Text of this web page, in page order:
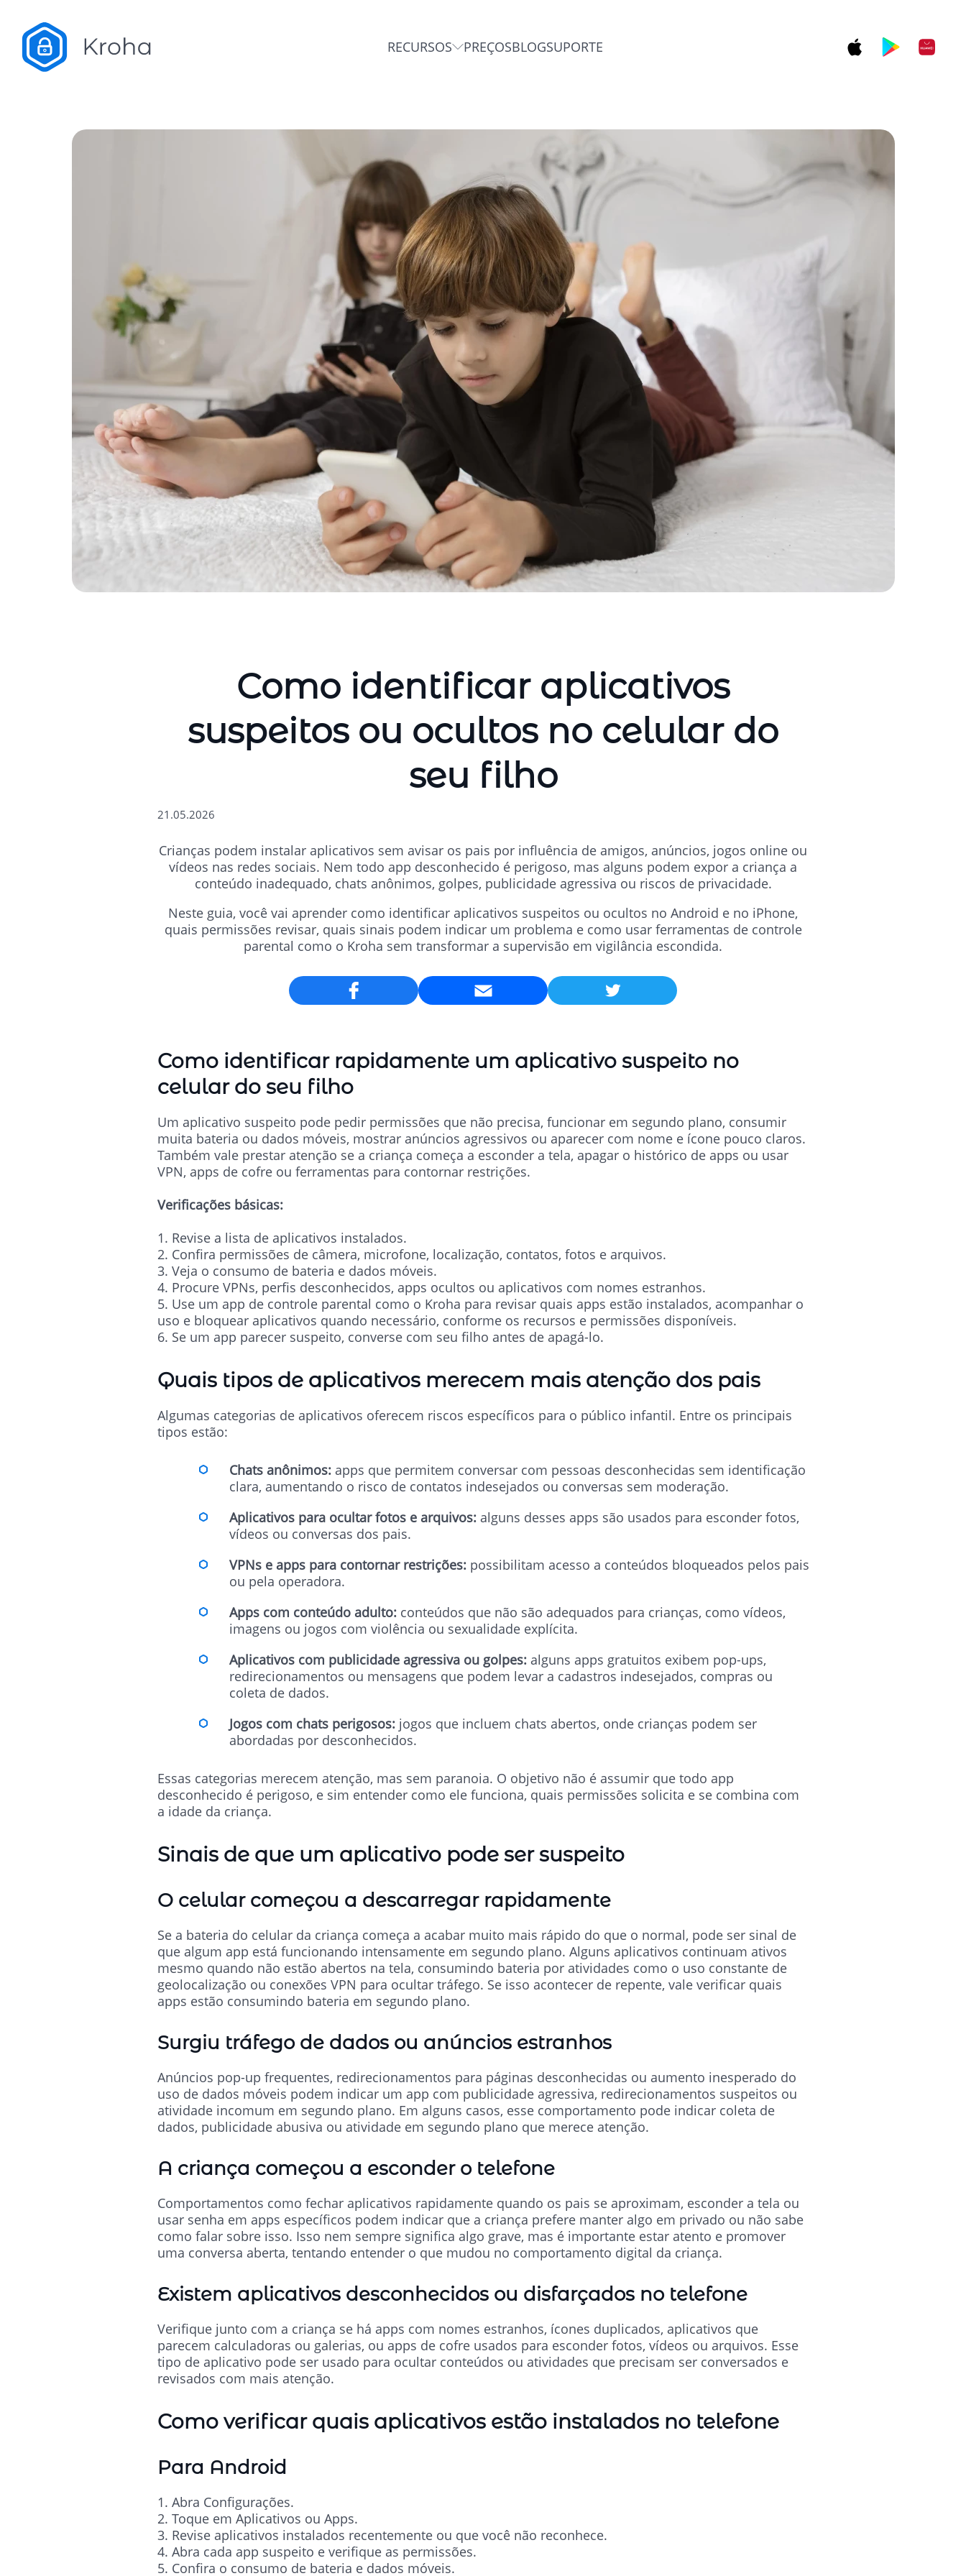
RECURSOS PREÇOSBLOGSUPORTE
Como identificar aplicativos
suspeitos ou ocultos no celular do
seu filho
21.05.2026
Crianças podem instalar aplicativos sem avisar os pais por influência de amigos, anúncios, jogos online ou
vídeos nas redes sociais. Nem todo app desconhecido é perigoso, mas alguns podem expor a criança a
conteúdo inadequado, chats anônimos, golpes, publicidade agressiva ou riscos de privacidade.
Neste guia, você vai aprender como identificar aplicativos suspeitos ou ocultos no Android e no iPhone,
quais permissões revisar, quais sinais podem indicar um problema e como usar ferramentas de controle
parental como o Kroha sem transformar a supervisão em vigilância escondida.
Email
Como identificar rapidamente um aplicativo suspeito no
celular do seu filho
Um aplicativo suspeito pode pedir permissões que não precisa, funcionar em segundo plano, consumir
muita bateria ou dados móveis, mostrar anúncios agressivos ou aparecer com nome e ícone pouco claros.
Também vale prestar atenção se a criança começa a esconder a tela, apagar o histórico de apps ou usar
VPN, apps de cofre ou ferramentas para contornar restrições.
Verificações básicas:
1. Revise a lista de aplicativos instalados.
2. Confira permissões de câmera, microfone, localização, contatos, fotos e arquivos.
3. Veja o consumo de bateria e dados móveis.
4. Procure VPNs, perfis desconhecidos, apps ocultos ou aplicativos com nomes estranhos.
5. Use um app de controle parental como o Kroha para revisar quais apps estão instalados, acompanhar o
uso e bloquear aplicativos quando necessário, conforme os recursos e permissões disponíveis.
6. Se um app parecer suspeito, converse com seu filho antes de apagá-lo.
Quais tipos de aplicativos merecem mais atenção dos pais
Algumas categorias de aplicativos oferecem riscos específicos para o público infantil. Entre os principais
tipos estão:
Chats anônimos:apps que permitem conversar com pessoas desconhecidas sem identificação
clara, aumentando o risco de contatos indesejados ou conversas sem moderação.
Aplicativos para ocultar fotos e arquivos: alguns desses apps são usados para esconder fotos,
vídeos ou conversas dos pais.
VPNs e apps para contornar restrições:possibilitam acesso a conteúdos bloqueados pelos pais
ou pela operadora.
Apps com conteúdo adulto:conteúdos que não são adequados para crianças, como vídeos,
imagens ou jogos com violência ou sexualidade explícita.
Aplicativos com publicidade agressiva ou golpes: alguns apps gratuitos exibem pop-ups,
redirecionamentos ou mensagens que podem levar a cadastros indesejados, compras ou
coleta de dados.
Jogos com chats perigosos:jogos que incluem chats abertos, onde crianças podem ser
abordadas por desconhecidos.
Essas categorias merecem atenção, mas sem paranoia. O objetivo não é assumir que todo app
desconhecido é perigoso, e sim entender como ele funciona, quais permissões solicita e se combina com
a idade da criança.
Sinais de que um aplicativo pode ser suspeito
O celular começou a descarregar rapidamente
Se a bateria do celular da criança começa a acabar muito mais rápido do que o normal, pode ser sinal de
que algum app está funcionando intensamente em segundo plano. Alguns aplicativos continuam ativos
mesmo quando não estão abertos na tela, consumindo bateria por atividades como o uso constante de
geolocalização ou conexões VPN para ocultar tráfego. Se isso acontecer de repente, vale verificar quais
apps estão consumindo bateria em segundo plano.
Surgiu tráfego de dados ou anúncios estranhos
Anúncios pop-up frequentes, redirecionamentos para páginas desconhecidas ou aumento inesperado do
uso de dados móveis podem indicar um app com publicidade agressiva, redirecionamentos suspeitos ou
atividade incomum em segundo plano. Em alguns casos, esse comportamento pode indicar coleta de
dados, publicidade abusiva ou atividade em segundo plano que merece atenção.
A criança começou a esconder o telefone
Comportamentos como fechar aplicativos rapidamente quando os pais se aproximam, esconder a tela ou
usar senha em apps específicos podem indicar que a criança prefere manter algo em privado ou não sabe
como falar sobre isso. Isso nem sempre significa algo grave, mas é importante estar atento e promover
uma conversa aberta, tentando entender o que mudou no comportamento digital da criança.
Existem aplicativos desconhecidos ou disfarçados no telefone
Verifique junto com a criança se há apps com nomes estranhos, ícones duplicados, aplicativos que
parecem calculadoras ou galerias, ou apps de cofre usados para esconder fotos, vídeos ou arquivos. Esse
tipo de aplicativo pode ser usado para ocultar conteúdos ou atividades que precisam ser conversados e
revisados com mais atenção.
Como verificar quais aplicativos estão instalados no telefone
Para Android
1. Abra Configurações.
2. Toque em Aplicativos ou Apps.
3. Revise aplicativos instalados recentemente ou que você não reconhece.
4. Abra cada app suspeito e verifique as permissões.
5. Confira o consumo de bateria e dados móveis.